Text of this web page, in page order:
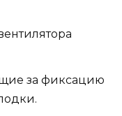
за фиксацию